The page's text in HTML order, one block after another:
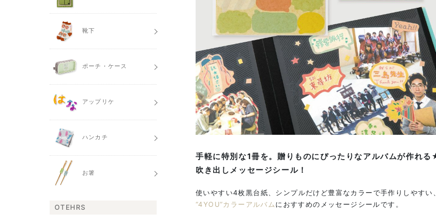
手軽に特別な1冊を。贈りものにぴったりなアルバムが作れ
吹き出しメッセージシール！
使いやすい4枚黒台紙、シンプルだけど豊富なカラーで手作りしやすい
“4YOU”カラーアルバム におすすめのメッセージシールです。
靴下
ポーチ・ケース
アップリケ
ハンカチ
お箸
OTEHRS